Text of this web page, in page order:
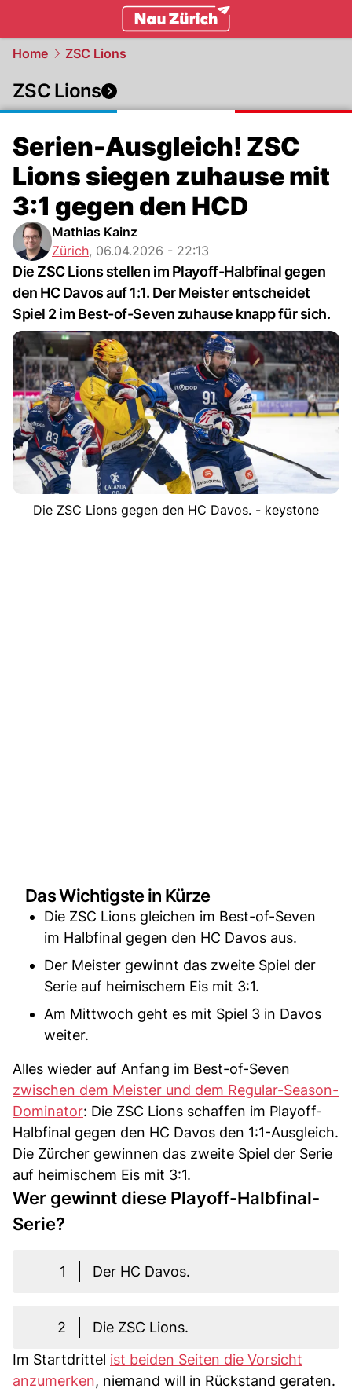
Home ZSC Lions
ZSC Lions
Serien-Ausgleich! ZSC
Lions siegen zuhause mit
3:1 gegen den HCD
Mathias Kainz
Zürich, 06.04.2026 - 22:13
Die ZSC Lions stellen im Playoff-Halbfinal gegen
den HC Davos auf 1:1. Der Meister entscheidet
Spiel 2 im Best-of-Seven zuhause knapp für sich.
Die ZSC Lions gegen den HC Davos. - keystone
Das Wichtigste in Kürze
Die ZSC Lions gleichen im Best-of-Seven
im Halbfinal gegen den HC Davos aus.
Der Meister gewinnt das zweite Spiel der
Serie auf heimischem Eis mit 3:1.
Am Mittwoch geht es mit Spiel 3 in Davos
weiter.
Alles wieder auf Anfang im Best-of-Seven
zwischen dem Meister und dem Regular-Season-
Dominator: Die ZSC Lions schaffen im Playoff-
Halbfinal gegen den HC Davos den 1:1-Ausgleich.
Die Zürcher gewinnen das zweite Spiel der Serie
auf heimischem Eis mit 3:1.
Wer gewinnt diese Playoff-Halbfinal-
Serie?
1 Der HC Davos.
2
Die ZSC Lions.
Im Startdrittel ist beiden Seiten die Vorsicht
anzumerken, niemand will in Rückstand geraten.